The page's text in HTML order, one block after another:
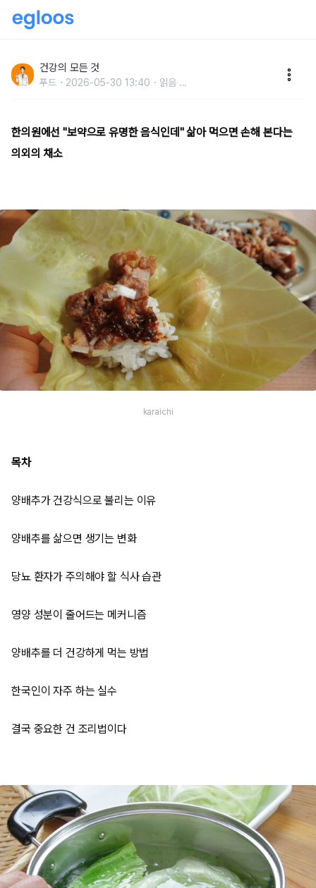
으로 바뀐다는 채소
건강의 모든 것
푸드 2026-05-30 13:40 읽음 ...
한의원에선 "보약으로 유명한 음식인데" 삶아 먹으면 손해 본다는
의외의 채소
karaichi
목차
양배추가 건강식으로 불리는 이유
양배추를 삶으면 생기는 변화
당뇨 환자가 주의해야 할 식사 습관
영양 성분이 줄어드는 메커니즘
양배추를 더 건강하게 먹는 방법
한국인이 자주 하는 실수
결국 중요한 건 조리법이다